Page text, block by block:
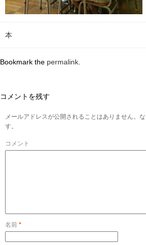
本
Bookmark the permalink
コメントを残す
メールアドレスが公開されることはありません。
す。
コメント
名前 *